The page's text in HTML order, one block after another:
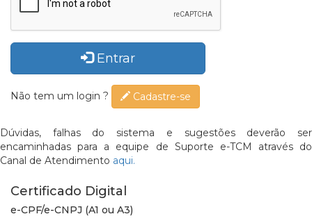
Entrar
Não tem um login ? Cadastre-se
Dúvidas, falhas do sistema e sugestões deverão ser
encaminhadas para a equipe de Suporte e-TCM através do
Canal de Atendimento aqui.
Certificado Digital
e-CPF/e-CNPJ (A1 ou A3)